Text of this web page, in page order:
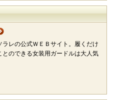
レの公式ＷＥＢサイト。履くだけ
のできる女装用ガードルは大人気